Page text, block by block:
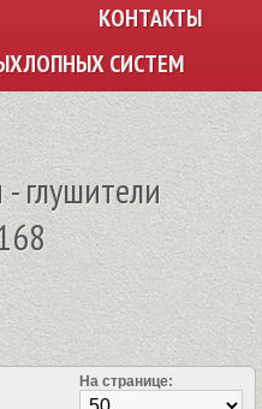
КОНТАКТЫ
СИСТЕМ
глушители
На странице: